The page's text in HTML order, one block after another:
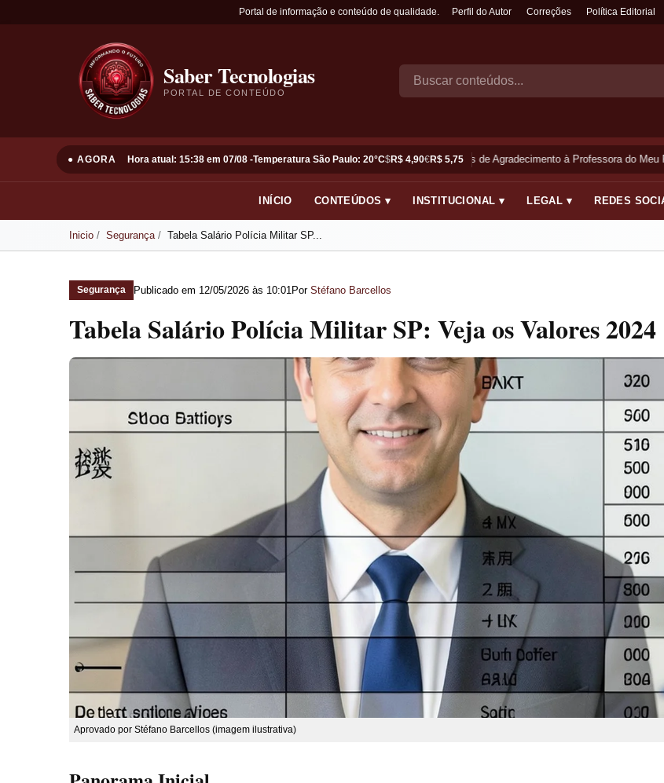
Portal de informação e conteúdo de qualidade. Perfil do Autor Correções Política Editorial
Saber Tecnologias
PORTAL DE CONTEÚDO
● AGORA Hora atual: 15:38 em 07/08 -Temperatura São Paulo: 20°C$R$ 4,90€R$ 5,75
Frases de Agradecimento à Professora do Meu
INÍCIO CONTEÚDOS ▾ INSTITUCIONAL ▾ LEGAL ▾ REDES
Inicio Segurança Tabela Salário Polícia Militar SP...
Segurança Publicado em 12/05/2026 às 10:01 Por Stéfano Barcellos
Tabela Salário Polícia Militar SP: Veja os Valores 2024
Aprovado por Stéfano Barcellos (imagem ilustrativa)